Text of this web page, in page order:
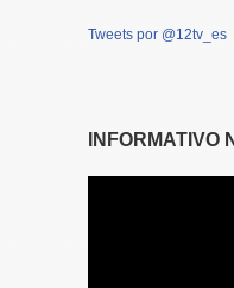
Tweets por @12tv_es
INFORMATIVO